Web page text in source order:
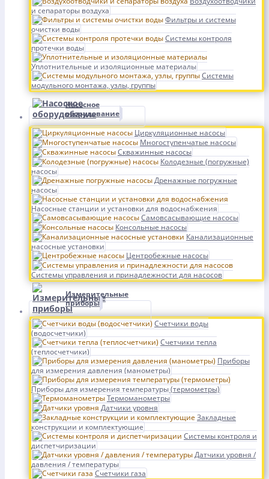
и сепараторы воздуха
Фильтры и системы
очистки воды
Системы контроля
протечки воды
Уплотнительные и изоляционные материалы
Системы
модульного монтажа, узлы, группы
Насосное
оборудование
Циркуляционные насосы
Многоступенчатые насосы
Скважинные насосы
Колодезные (погружные)
насосы
Дренажные погружные
насосы
Насосные станции и установки для водоснабжения
Самовсасывающие насосы
Консольные насосы
Канализационные
насосные установки
Центробежные насосы
Системы управления и принадлежности для насосов
Измерительные
приборы
Счетчики воды
(водосчетчики)
Счетчики тепла
(теплосчетчики)
Приборы
для измерения давления (манометры)
Приборы для измерения температуры (термометры)
Термоманометры
Датчики уровня
Закладные
конструкции и комплектующие
Системы контроля и
диспетчиризации
Датчики уровня /
давления / температуры
Счетчики газа